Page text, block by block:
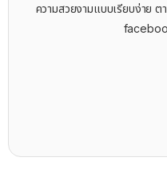
ความสวยงามแบบเรียบง่าย